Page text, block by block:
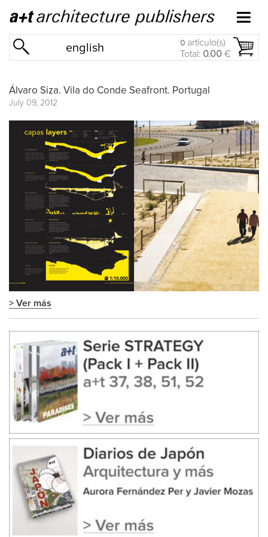
english 0 artículo(s)
Total: 0.00 €
Álvaro Siza. Vila do Conde Seafront. Portugal
July 09, 2012
> Ver más